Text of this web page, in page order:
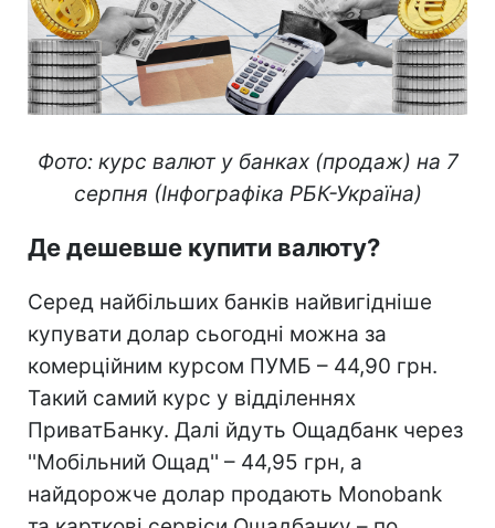
Фото: курс валют у банках (продаж) на 7
серпня (Інфографіка РБК-Україна)
Де дешевше купити валюту?
Серед найбільших банків найвигідніше
купувати долар сьогодні можна за
комерційним курсом ПУМБ – 44,90 грн.
Такий самий курс у відділеннях
ПриватБанку. Далі йдуть Ощадбанк через
''Мобільний Ощад'' – 44,95 грн, а
найдорожче долар продають Monobank